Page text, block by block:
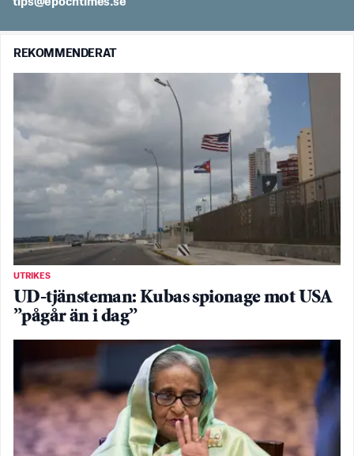
REKOMMENDERAT
UTRIKES
UD-tjänsteman: Kubas spionage mot USA
”pågår än i dag”